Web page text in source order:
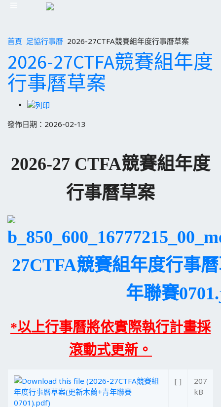
首頁 足協行事曆 2026-27CTFA競賽組年度行事曆草案
2026-27CTFA競賽組年度
行事曆草案
發佈日期：2026-02-13
2026-27 CTFA競賽組年度
行事曆草案
*以上行事曆將依實際執行計畫採
滾動式更新。
[ ]
207
kB